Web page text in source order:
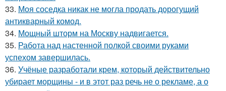
33. Моя соседка никак не могла продать дорогущий
антикварный комод.
34. Мощный шторм на Москву надвигается.
35. Работа над настенной полкой своими руками
успехом завершилась.
36. Учёные разработали крем, который действительно
убирает морщины - и в этот раз речь не о рекламе, а о